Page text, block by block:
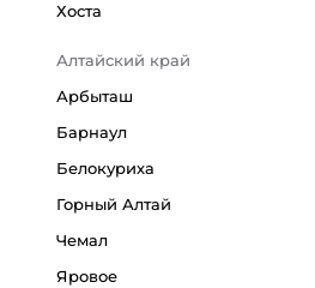
Хоста
Алтайский край
Арбыташ
Барнаул
Белокуриха
Горный Алтай
Чемал
Яровое